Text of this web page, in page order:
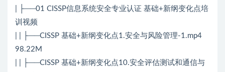
| ├──01 CISSP信息系统安全专业认证 基础+新纲变化点培
训视频
| | ├──CISSP 基础+新纲变化点1.安全与风险管理-1.mp4
98.22M
| | ├──CISSP 基础+新纲变化点10.安全评估测试和通信与